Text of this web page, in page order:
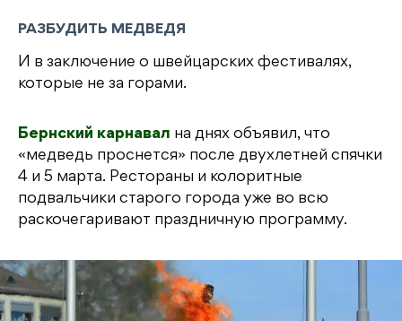
РАЗБУДИТЬ МЕДВЕДЯ
И в заключение о швейцарских фестивалях,
которые не за горами.
Бернский карнавал на днях объявил, что
«медведь проснется» после двухлетней спячки
4 и 5 марта. Рестораны и колоритные
подвальчики старого города уже во всю
раскочегаривают праздничную программу.